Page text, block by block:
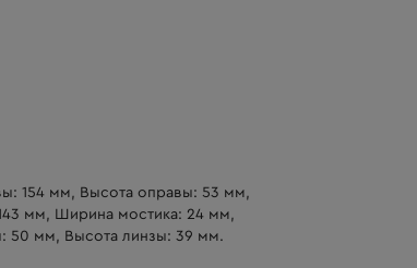
154 мм, Высота оправы: 53 мм,
мм, Ширина мостика: 24 мм,
50 мм, Высота линзы: 39 мм.